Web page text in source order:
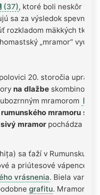
(37), ktoré boli neskôr
sa za výsledok
rozkladom mäkkých
„mramor“
20. storočia
na dlažbe skombinovali
mramorom
mramoru s
sivý mramor pochádza asi
sa ťaží v Rumunsku a
a priútesové vápence
vrásnenia. Biela
grafitu. Mramor sa